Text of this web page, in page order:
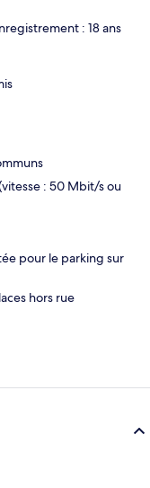
: 18 ans
: 50 Mbit/s ou
pour le parking sur
hors rue